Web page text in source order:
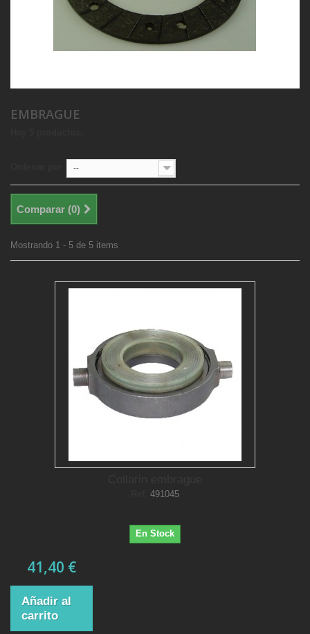
EMBRAGUE
--
Comparar (0)
Mostrando 1 - 5 de 5 items
491045
En Stock
41,40 €
Añadir al
carrito